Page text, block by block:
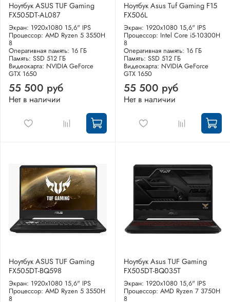
Ноутбук ASUS TUF Gaming
FX505DT-AL087
Экран: 1920x1080 15,6" IPS
Процессор: AMD Ryzen 5 3550H
8
Оперативная память: 16 ГБ
Память: SSD 512 ГБ
Видеокарта: NVIDIA GeForce
GTX 1650
55 500 руб
Нет в наличии
Ноутбук Asus Tuf Gaming F15
FX506L
Экран: 1920x1080 15,6" IPS
Процессор: Intel Core i5-10300H
8
Оперативная память: 16 ГБ
Память: SSD 512 ГБ
Видеокарта: NVIDIA GeForce
GTX 1650
55 500 руб
Нет в наличии
Ноутбук ASUS TUF Gaming
FX505DT-BQ598
Экран: 1920x1080 15,6" IPS
Процессор: AMD Ryzen 5 3550H
8
Ноутбук Asus TUF Gaming
FX505DT-BQ035T
Экран: 1920x1080 15,6" IPS
Процессор: AMD Ryzen 7 3750H
8